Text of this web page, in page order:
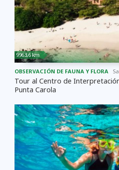
9963,6 km
OBSERVACIÓN DE FAUNA Y FLORA
Tour al Centro de
Punta Carola